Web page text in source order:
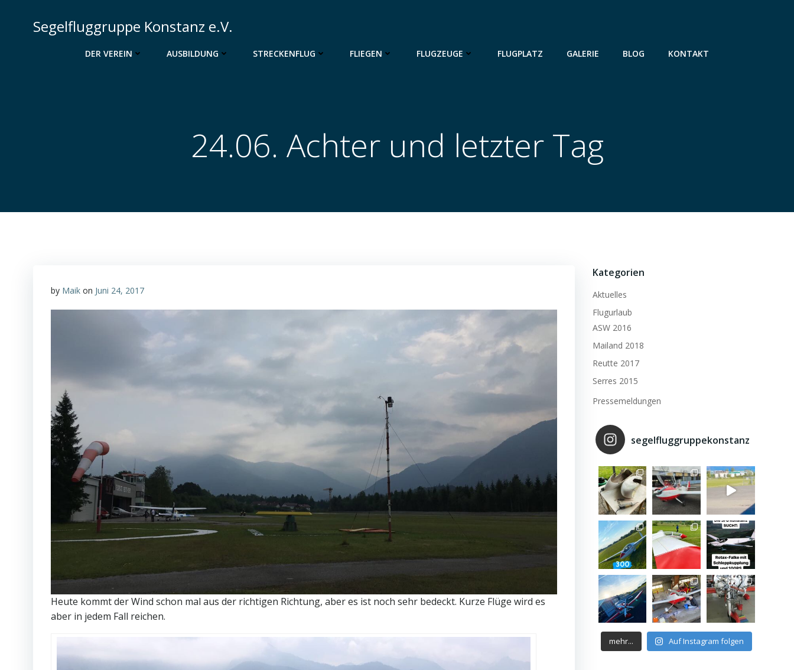
springenSegelfluggruppe Konstanz e.V.
DER VEREIN AUSBILDUNG STRECKENFLUG FLIEGEN FLUGZEUGE FLUGPLATZ GALERIE BLOG KONTAKT
24.06. Achter und letzter Tag
by Maik on Juni 24, 2017
Heute kommt der Wind schon mal aus der richtigen Richtung, aber es ist noch sehr bedeckt. Kurze Flüge wird es
aber in jedem Fall reichen.
Kategorien
Aktuelles
Flugurlaub
ASW 2016
Mailand 2018
Reutte 2017
Serres 2015
Pressemeldungen
segelfluggruppekonstanz
mehr... Auf Instagram folgen